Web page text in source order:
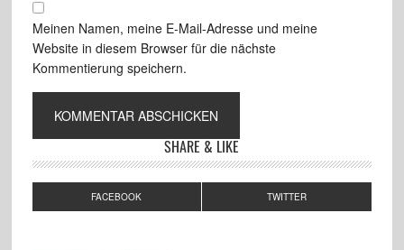
Meinen Namen, meine E-Mail-Adresse und meine
Website in diesem Browser für die nächste
Kommentierung speichern.
SHARE & LIKE
FACEBOOK TWITTER